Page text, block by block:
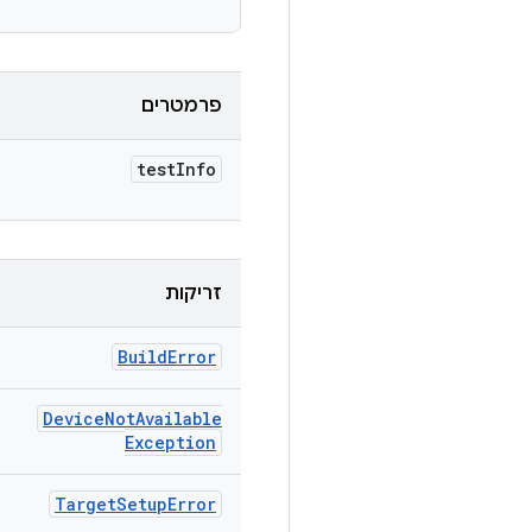
פרמטרים
testInfo
זריקות
BuildError
DeviceNotAvailable
Exception
TargetSetupError